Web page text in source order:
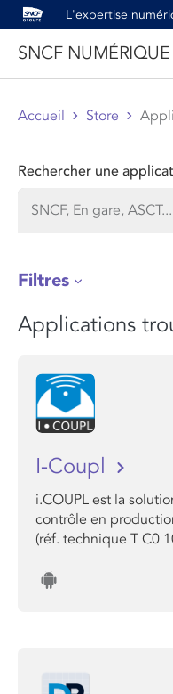
L'expertise
SNCF NUMÉRIQUE
Accueil Store
Rechercher une
Filtres
Applications
I-Coupl
i.COUPL est la
contrôle en
(réf. technique T C0